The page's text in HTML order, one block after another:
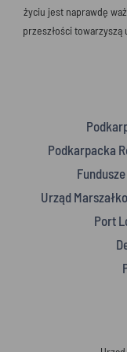
życiu jest naprawdę
przeszłości
Podkarpacka
Urząd
Port